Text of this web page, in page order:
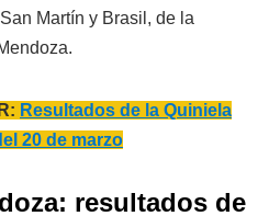
Martín y Brasil, de la
Resultados de la Quiniela
20 de marzo
resultados de